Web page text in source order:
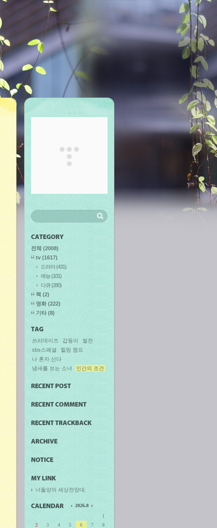
전체 (2008)
tv (1617)
드라마(431)
예능(101)
다큐(280)
책 (2)
영화(222)
기타 (8)
쓰리데이즈 갑동이
썰전
sbs스페셜
힐링 캠프
나 혼자 산다
냄새를 보는 소녀
인간의 조건
너돌양의 세상전망대.
2026.8
1
2
3 4 5 6 7
8